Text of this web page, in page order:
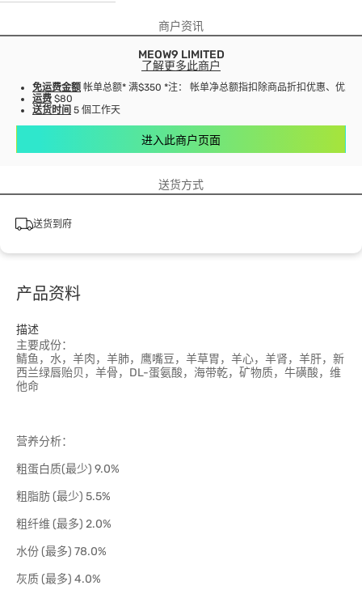
商户资讯
MEOW9 LIMITED
了解更多此商户
免运费金额 帐单总额* 满$350 *注： 帐单净总额指扣除商品折扣优惠、优惠
运费 $80
送货时间 5 個工作天
进入此商户页面
送货方式
送货到府
产品资料
描述
主要成份：
鲭鱼，水，羊肉，羊肺，鹰嘴豆，羊草胃，羊心，羊肾，羊肝，新
西兰绿唇贻贝，羊骨，DL-蛋氨酸，海带乾，矿物质，牛磺酸，维
他命
营养分析：
粗蛋白质(最少) 9.0%
粗脂肪 (最少) 5.5%
粗纤维 (最多) 2.0%
水份 (最多) 78.0%
灰质 (最多) 4.0%